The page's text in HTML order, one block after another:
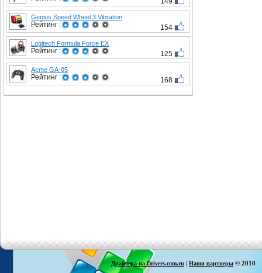
Genius Speed Wheel 3 Vibration
Рейтинг : 154
Logitech Formula Force EX
Рейтинг : 125
Acme GA-05
Рейтинг : 168
Драйвера на Drivers.com.ru | Наши партнеры © 2010